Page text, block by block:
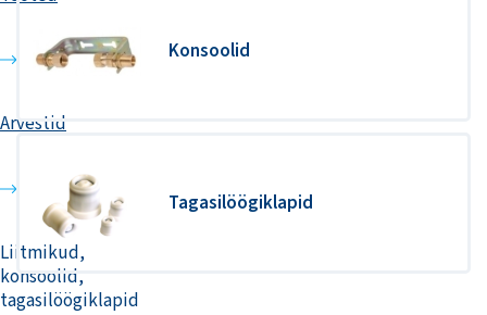
Arvestid
Liitmikud,
konsoolid,
tagasilöögiklapid
Konsoolid
Tagasilöögiklapid